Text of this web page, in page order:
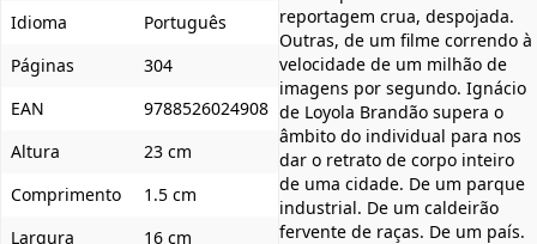
Idioma
Português
Páginas
304
EAN
9788526024908
Altura
23 cm
Comprimento
1.5 cm
Largura
16 cm
reportagem crua, despojada.
Outras, de um filme correndo à
velocidade de um milhão de
imagens por segundo. Ignácio
de Loyola Brandão supera o
âmbito do individual para nos
dar o retrato de corpo inteiro
de uma cidade. De um parque
industrial. De um caldeirão
fervente de raças. De um país.